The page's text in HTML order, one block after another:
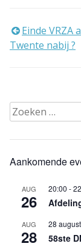
Bericht
Einde VRZA
Twente nabij ?
Zoeken
naar:
Aankomende
AUG
26
20:00 -
AUG
28
28
58ste